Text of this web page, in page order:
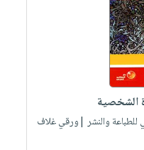
الشخصية
للطباعة والنشر |ورقي غلاف